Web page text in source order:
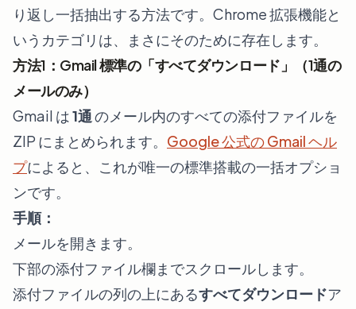
り返し一括抽出する方法です。Chrome 拡張機能と
いうカテゴリは、まさにそのために存在します。
方法1：Gmail 標準の「すべてダウンロード」（1通の
メールのみ）
Gmail は1通のメール内のすべての添付ファイルを
ZIP にまとめられます。 Google 公式の Gmail ヘル
プによると、これが唯一の標準搭載の一括オプショ
ンです。
手順：
メールを開きます。
下部の添付ファイル欄までスクロールします。
添付ファイルの列の上にあるすべてダウンロードア